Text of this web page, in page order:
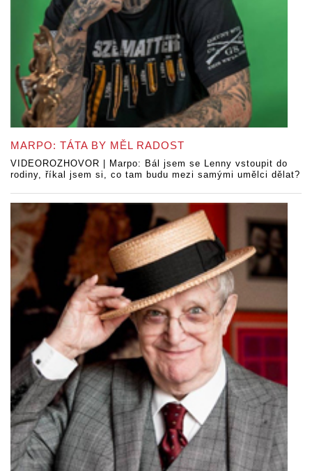
MARPO: TÁTA BY MĚL RADOST
VIDEOROZHOVOR | Marpo: Bál jsem se Lenny vstoupit do
rodiny, říkal jsem si, co tam budu mezi samými umělci dělat?